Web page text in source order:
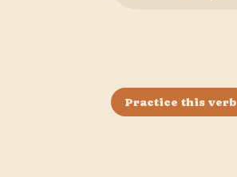
Practice this verb